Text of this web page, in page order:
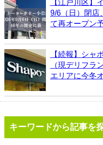
【江戸川区】
9/6（日）閉店
て再オープン
【続報】シャ
（現デリフラ
エリアに今冬
キーワードから記事を